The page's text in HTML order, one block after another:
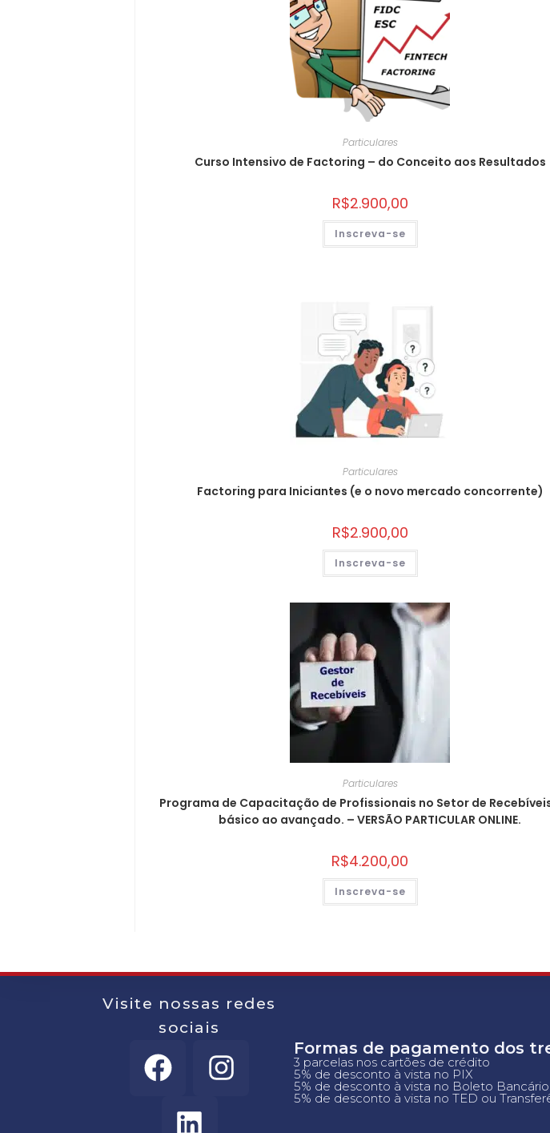
Particulares
Curso Intensivo de Factoring – do Conceito aos Resultados
R$2.900,00
Inscreva-se
Particulares
Factoring para Iniciantes (e o novo mercado concorrente)
R$2.900,00
Inscreva-se
Particulares
Programa de Capacitação de Profissionais no Setor de
básico ao avançado. – VERSÃO PARTICULAR ONLINE.
R$4.200,00
Inscreva-se
Visite nossas redes
sociais
Formas de pagamento dos
3 parcelas nos cartões de crédito
5% de desconto à vista no PIX
5% de desconto à vista no Boleto Bancário
5% de desconto à vista no TED ou